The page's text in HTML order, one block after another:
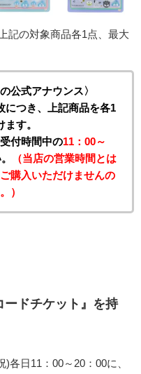
記の対象商品各1点、最大
公式アナウンス〉
つき、上記商品を各1
す。
付時間中の11：00～
（当店の営業時間とは
購入いただけませんの
）
ードチケット』を持
)各日11：00～20：00に、